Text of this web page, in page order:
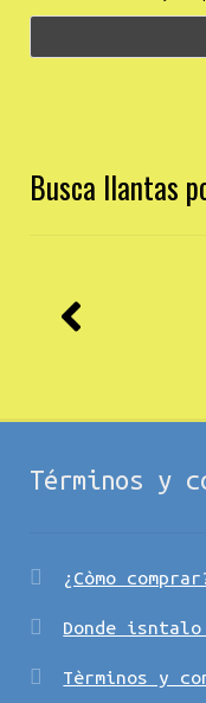
Busca llantas
Términos y
¿Còmo
Donde
Tèrminos y